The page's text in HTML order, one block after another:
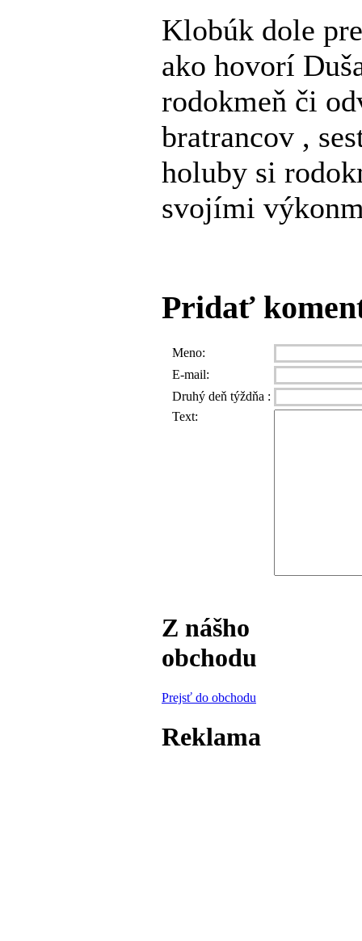
Klobúk dole
ako hovorí
rodokmeň či
bratrancov ,
holuby si
svojími
Pridať
Meno:
E-mail:
Druhý deň týždňa :
Text:
Z nášho
obchodu
Prejsť do obchodu
Reklama